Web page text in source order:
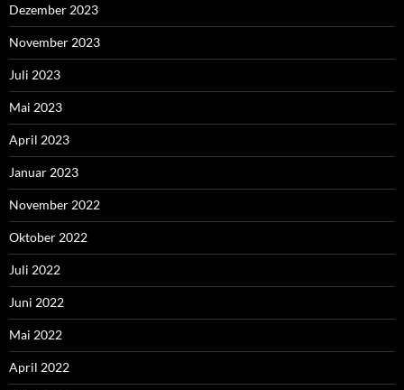
Dezember 2023
November 2023
Juli 2023
Mai 2023
April 2023
Januar 2023
November 2022
Oktober 2022
Juli 2022
Juni 2022
Mai 2022
April 2022